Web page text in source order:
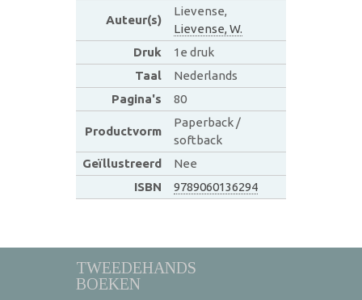
Auteur(s)
Lievense,
Lievense, W.
Druk
1e druk
Taal
Nederlands
Pagina's
80
Productvorm
Paperback /
softback
Geïllustreerd
Nee
ISBN
9789060136294
TWEEDEHANDS
BOEKEN